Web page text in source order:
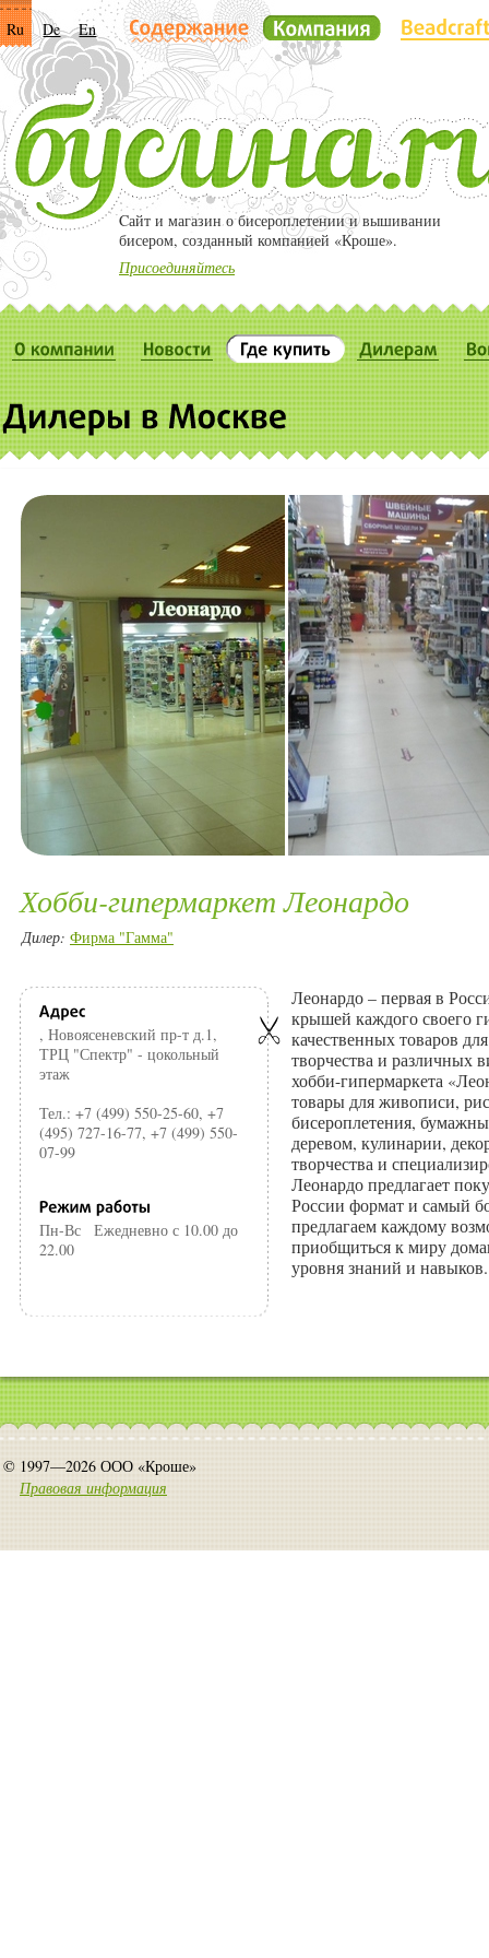
Ru De En
Cайт и магазин о бисероплетении и вышивании
бисером, созданный компанией «Кроше».
Присоединяйтесь
Хобби-гипермаркет Леонардо
Дилер: Фирма "Гамма"
, Новоясеневский пр-т д.1,
ТРЦ "Спектр" - цокольный
этаж
Тел.: +7 (499) 550-25-60, +7
(495) 727-16-77, +7 (499) 550-
07-99
Пн-Вс
Ежедневно с 10.00 до
22.00
Леонардо – первая в
крышей каждого своего
качественных товаров
творчества и различных
хобби-гипермаркета
товары для живописи,
бисероплетения,
деревом, кулинарии,
творчества и
Леонардо предлагает
России формат и самый
предлагаем каждому
приобщиться к миру
уровня знаний и навыков.
© 1997—2026 ООО «Кроше»
Правовая информация